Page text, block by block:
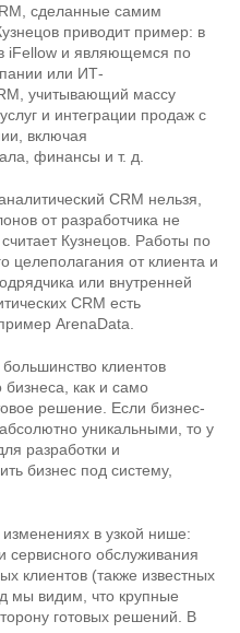
сделанные самим
приводит пример: в
iFellow и являющемся по
или ИТ-
учитывающий массу
и интеграции продаж с
включая
финансы и т. д.
CRM нельзя,
от разработчика не
Кузнецов. Работы по
целеполагания от клиента и
или внутренней
CRM есть
ArenaData.
клиентов
бизнеса, как и само
решение. Если бизнес-
уникальными, то у
разработки и
бизнес под систему,
в узкой нише:
сервисного обслуживания
клиентов (также известных
мы видим, что крупные
готовых решений. В